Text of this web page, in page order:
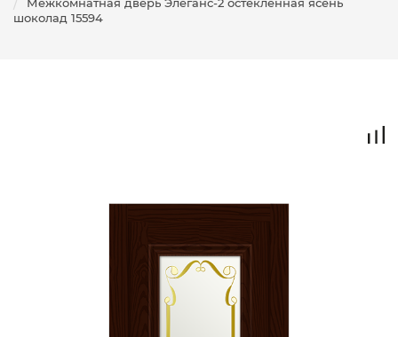
/
Межкомнатная дверь Элеганс-2 остекленная ясень
шоколад 15594